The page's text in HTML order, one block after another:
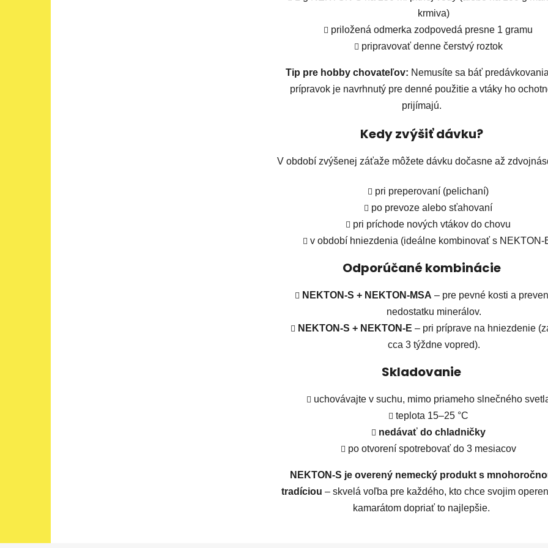
krmiva)
priložená odmerka zodpovedá presne 1 gramu
pripravovať denne čerstvý roztok
Tip pre hobby chovateľov: Nemusíte sa báť
prípravok je navrhnutý pre denné použitie a vtáky ho
prijímajú.
Kedy zvýšiť dávku?
V období zvýšenej záťaže môžete dávku dočasne až
pri preperovaní (pelichaní)
po prevoze alebo sťahovaní
pri príchode nových vtákov do chovu
v období hniezdenia (ideálne kombinovať s NEKTON-
Odporúčané kombinácie
NEKTON-S + NEKTON-MSA – pre pevné kosti a
nedostatku minerálov.
NEKTON-S + NEKTON-E – pri príprave na hniezdenie
cca 3 týždne vopred).
Skladovanie
uchovávajte v suchu, mimo priameho slnečného
teplota 15–25 °C
nedávať do chladničky
po otvorení spotrebovať do 3 mesiacov
NEKTON-S je overený nemecký produkt s
tradíciou – skvelá voľba pre každého, kto chce svojim
kamarátom dopriať to najlepšie.